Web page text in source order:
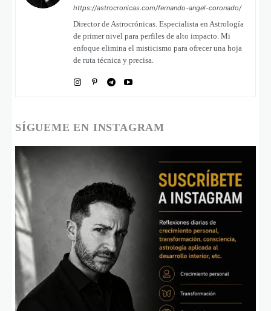
https://astrocronicas.com/fernando-angel-coronado/
Director de Astrocrónicas. Especialista en Astrología
de primer nivel para perfiles de alto impacto. Mi
enfoque elimina el misticismo para ofrecer una hoja
de ruta técnica y precisa.
SÍGUEME EN INSTAGRAM